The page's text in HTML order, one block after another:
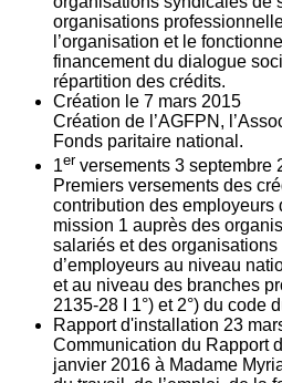
organisations
l’organisation et le
financement du dialogue
répartition des crédits.
Création le 7 mars 2015
Création de l’AGFPN,
Fonds paritaire national.
1er versements 3 septembre
Premiers versements des
contribution des employeurs
mission 1 auprès des
salariés et des
d’employeurs au niveau
et au niveau des branches
2135‐28 I 1°) et 2°) du code
Rapport d'installation 23
Communication du Rapport
janvier 2016 à Madame